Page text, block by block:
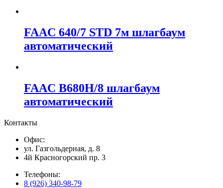
FAAC 640/7 STD 7м шлагбаум
автоматический
FAAC B680H/8 шлагбаум
автоматический
Контакты
Офис:
ул. Газгольдерная, д. 8
4й Красногорский пр. 3
Телефоны:
8 (926) 340-98-79